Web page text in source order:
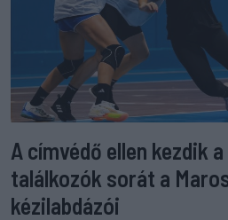
A címvédő ellen kezdik
találkozók sorát a
kézilabdázói